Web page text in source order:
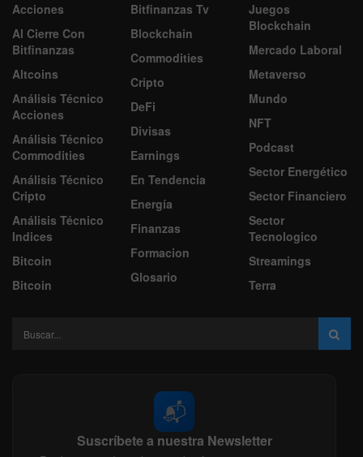
Acciones
Al Cierre Con
Bitfinanzas
Altcoins
Análisis Técnico
Acciones
Análisis Técnico
Commodities
Análisis Técnico
Cripto
Análisis Técnico
Indices
Bitcoin
Bitcoin
Bitfinanzas Tv
Blockchain
Commodities
Cripto
DeFi
Divisas
Earnings
En Tendencia
Energía
Finanzas
Formacion
Glosario
Juegos
Blockchain
Mercado Laboral
Metaverso
Mundo
NFT
Podcast
Sector Energético
Sector Financiero
Sector
Tecnologico
Streamings
Terra
📬
Suscríbete a nuestra Newsletter